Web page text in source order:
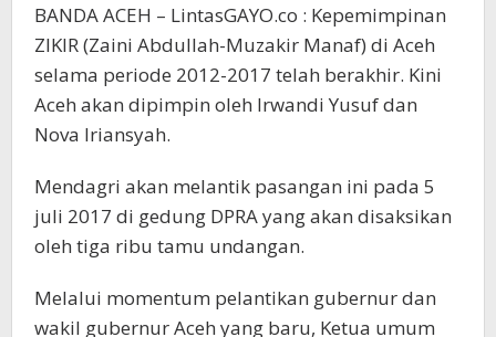
BANDA ACEH – LintasGAYO.co : Kepemimpinan
ZIKIR (Zaini Abdullah-Muzakir Manaf) di Aceh
selama periode 2012-2017 telah berakhir. Kini
Aceh akan dipimpin oleh Irwandi Yusuf dan
Nova Iriansyah.
Mendagri akan melantik pasangan ini pada 5
juli 2017 di gedung DPRA yang akan disaksikan
oleh tiga ribu tamu undangan.
Melalui momentum pelantikan gubernur dan
wakil gubernur Aceh yang baru, Ketua umum